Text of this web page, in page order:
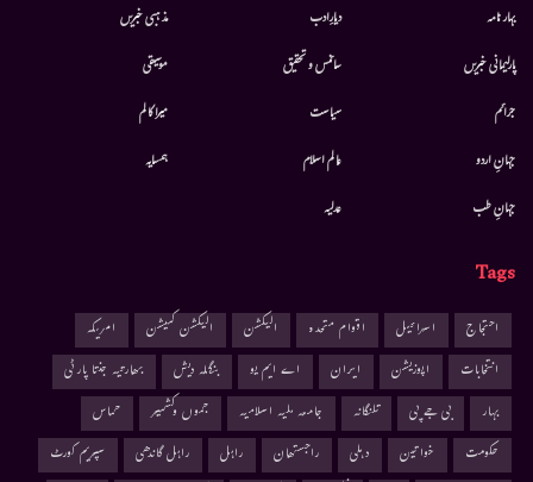
بہار نامہ
پارلیمانی خبریں
جرائم
جہانِ اردو
جہانِ طب
دیارِادب
سائنس و تحقیق
سیاست
عالم اسلام
عدلیہ
مذہبی خبریں
موسيقى
میرا کالم
ہمسایہ
Tags
احتجاج اسرائیل اقوام متحدہ الیکشن الیکشن کمیشن
امریکہ
انتخابات
اپوزیشن ایران اے ایم یو بنگلہ دیش
بھارتیہ جنتا پارٹی
بہار
بی جے پی تلنگانہ جامعہ ملیہ اسلامیہ جموں وکشمیر
حماس
حکومت
خواتین دہلی راجستھان راہل راہل گاندھی
سپریم کورٹ